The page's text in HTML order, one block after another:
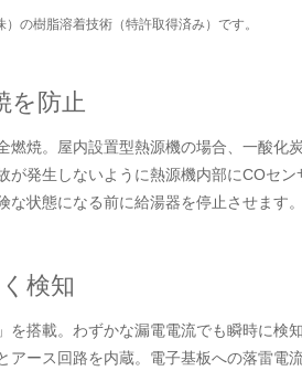
の樹脂溶着技術（特許取得済み）です。
を防止
燃焼。屋内設置型熱源機の場合、一酸化
が発生しないように熱源機内部にCOセ
な状態になる前に給湯器を停止させます
検知
搭載。わずかな漏電電流でも瞬時に検
アース回路を内蔵。電子基板への落雷電